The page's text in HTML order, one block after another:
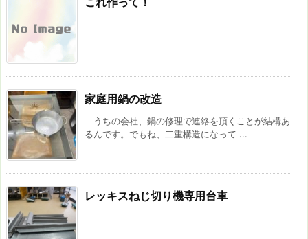
家庭用鍋の改造
うちの会社、鍋の修理で連絡を頂くことが結構あ
るんです。でもね、二重構造になって ...
レッキスねじ切り機専用台車